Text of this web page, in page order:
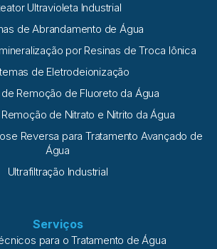
Ultravioleta Industrial
de Abrandamento de Água
por Resinas de Troca Iônica
de Eletrodeionização
Remoção de Fluoreto da Água
de Nitrato e Nitrito da Água
Reversa para Tratamento Avançado de
Água
Ultrafiltração Industrial
Serviços
para o Tratamento de Água